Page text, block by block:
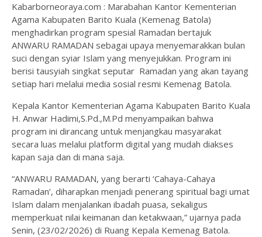
Kabarborneoraya.com : Marabahan Kantor Kementerian
Agama Kabupaten Barito Kuala (Kemenag Batola)
menghadirkan program spesial Ramadan bertajuk
ANWARU RAMADAN sebagai upaya menyemarakkan bulan
suci dengan syiar Islam yang menyejukkan. Program ini
berisi tausyiah singkat seputar Ramadan yang akan tayang
setiap hari melalui media sosial resmi Kemenag Batola.
Kepala Kantor Kementerian Agama Kabupaten Barito Kuala
H. Anwar Hadimi,S.Pd.,M.Pd menyampaikan bahwa
program ini dirancang untuk menjangkau masyarakat
secara luas melalui platform digital yang mudah diakses
kapan saja dan di mana saja.
“ANWARU RAMADAN, yang berarti ‘Cahaya-Cahaya
Ramadan’, diharapkan menjadi penerang spiritual bagi umat
Islam dalam menjalankan ibadah puasa, sekaligus
memperkuat nilai keimanan dan ketakwaan,” ujarnya pada
Senin, (23/02/2026) di Ruang Kepala Kemenag Batola.